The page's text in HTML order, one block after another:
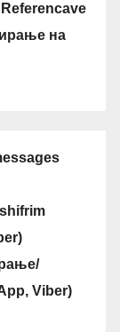
на
Viber)